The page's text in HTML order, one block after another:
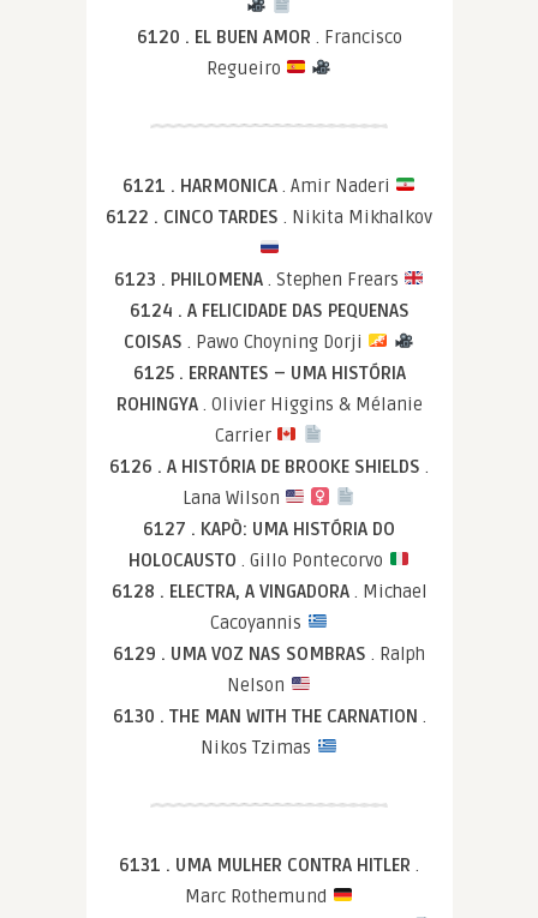
6120 . EL BUEN AMOR . Francisco
Regueiro
6121 . HARMONICA . Amir Naderi
6122 . CINCO TARDES . Nikita Mikhalkov
6123 . PHILOMENA . Stephen Frears
6124 . A FELICIDADE DAS PEQUENAS
COISAS. Pawo Choyning Dorji
6125 . ERRANTES – UMA HISTÓRIA
ROHINGYA . Olivier Higgins & Mélanie
Carrier
6126 . A HISTÓRIA DE BROOKE SHIELDS .
Lana Wilson
6127 . KAPÒ: UMA HISTÓRIA DO
HOLOCAUSTO. Gillo Pontecorvo
6128 . ELECTRA, A VINGADORA . Michael
Cacoyannis
6129 . UMA VOZ NAS SOMBRAS . Ralph
Nelson
6130 . THE MAN WITH THE CARNATION .
Nikos Tzimas
6131 . UMA MULHER CONTRA HITLER .
Marc Rothemund